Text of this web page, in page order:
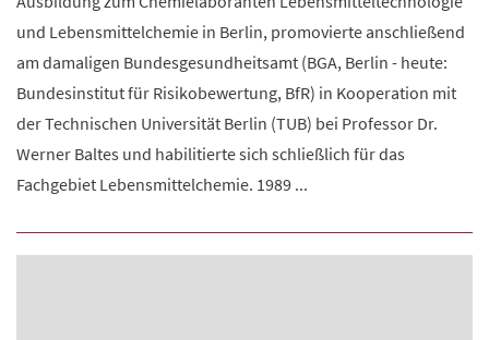
und Lebensmittelchemie in Berlin, promovierte anschließend
am damaligen Bundesgesundheitsamt (BGA, Berlin - heute:
Bundesinstitut für Risikobewertung, BfR) in Kooperation mit
der Technischen Universität Berlin (TUB) bei Professor Dr.
Werner Baltes und habilitierte sich schließlich für das
Fachgebiet Lebensmittelchemie. 1989 ...